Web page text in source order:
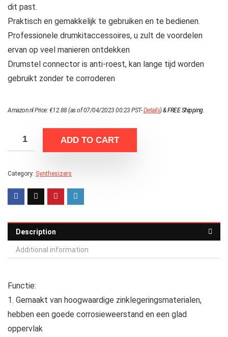
dit past.
Praktisch en gemakkelijk te gebruiken en te bedienen.
Professionele drumkitaccessoires, u zult de voordelen
ervan op veel manieren ontdekken
Drumstel connector is anti-roest, kan lange tijd worden
gebruikt zonder te corroderen
Amazon.nl Price:€12.88(as of 07/04/2023 00:23 PST-Details)&FREE Shipping.
ADD TO CART
Category: Synthesizers
Description
Additional information
Functie:
1. Gemaakt van hoogwaardige zinklegeringsmaterialen,
hebben een goede corrosieweerstand en een glad
oppervlak